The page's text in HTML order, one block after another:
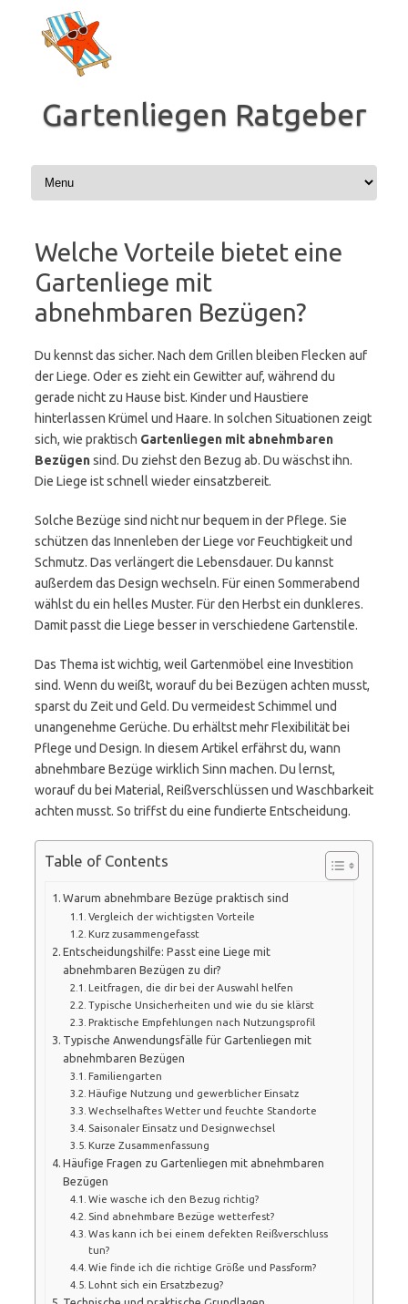
Inhalt
springen
Gartenliegen Ratgeber
Welche Vorteile bietet eine
Gartenliege mit
abnehmbaren Bezügen?
Du kennst das sicher. Nach dem Grillen bleiben Flecken auf
der Liege. Oder es zieht ein Gewitter auf, während du
gerade nicht zu Hause bist. Kinder und Haustiere
hinterlassen Krümel und Haare. In solchen Situationen zeigt
sich, wie praktisch Gartenliegen mit abnehmbaren
Bezügensind. Du ziehst den Bezug ab. Du wäschst ihn.
Die Liege ist schnell wieder einsatzbereit.
Solche Bezüge sind nicht nur bequem in der Pflege. Sie
schützen das Innenleben der Liege vor Feuchtigkeit und
Schmutz. Das verlängert die Lebensdauer. Du kannst
außerdem das Design wechseln. Für einen Sommerabend
wählst du ein helles Muster. Für den Herbst ein dunkleres.
Damit passt die Liege besser in verschiedene Gartenstile.
Das Thema ist wichtig, weil Gartenmöbel eine Investition
sind. Wenn du weißt, worauf du bei Bezügen achten musst,
sparst du Zeit und Geld. Du vermeidest Schimmel und
unangenehme Gerüche. Du erhältst mehr Flexibilität bei
Pflege und Design. In diesem Artikel erfährst du, wann
abnehmbare Bezüge wirklich Sinn machen. Du lernst,
worauf du bei Material, Reißverschlüssen und Waschbarkeit
achten musst. So triffst du eine fundierte Entscheidung.
Table of Contents
Warum abnehmbare Bezüge praktisch sind
Vergleich der wichtigsten Vorteile
Kurz zusammengefasst
Entscheidungshilfe: Passt eine Liege mit
abnehmbaren Bezügen zu dir?
Leitfragen, die dir bei der Auswahl helfen
Typische Unsicherheiten und wie du sie klärst
Praktische Empfehlungen nach Nutzungsprofil
Typische Anwendungsfälle für Gartenliegen mit
abnehmbaren Bezügen
Familiengarten
Häufige Nutzung und gewerblicher Einsatz
Wechselhaftes Wetter und feuchte Standorte
Saisonaler Einsatz und Designwechsel
Kurze Zusammenfassung
Häufige Fragen zu Gartenliegen mit abnehmbaren
Bezügen
Wie wasche ich den Bezug richtig?
Sind abnehmbare Bezüge wetterfest?
Was kann ich bei einem defekten Reißverschluss
tun?
Wie finde ich die richtige Größe und Passform?
Lohnt sich ein Ersatzbezug?